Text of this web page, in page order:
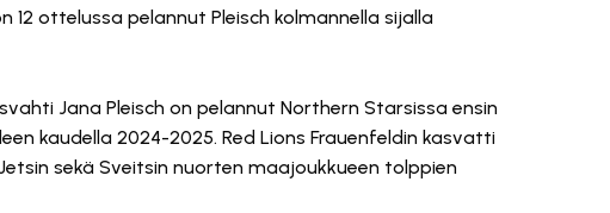
ottelussa pelannut Pleisch kolmannella sijalla
Jana Pleisch on pelannut Northern Starsissa ensin
kaudella 2024-2025. Red Lions Frauenfeldin kasvatti
sekä Sveitsin nuorten maajoukkueen tolppien